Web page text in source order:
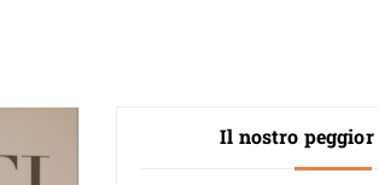
Il nostro peggior